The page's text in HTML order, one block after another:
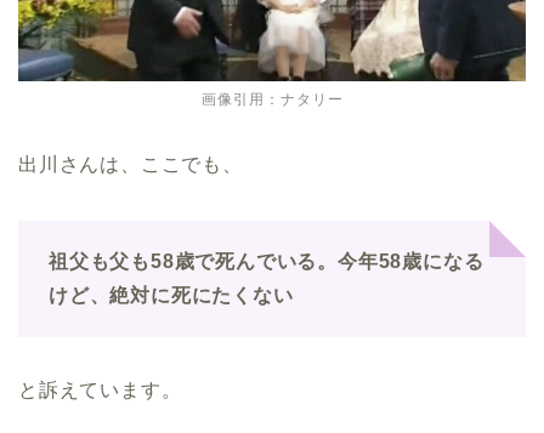
画像引用：ナタリー
出川さんは、ここでも、
祖父も父も58歳で死んでいる。今年58歳になる
けど、絶対に死にたくない
と訴えています。